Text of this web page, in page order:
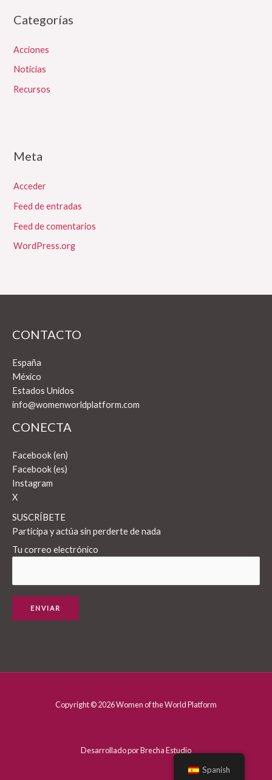
Categorías
Acciones
Noticias
Recursos
Meta
Acceder
Feed de entradas
Feed de comentarios
WordPress.org
CONTACTO
España
México
Estados Unidos
info@womenworldplatform.com
CONECTA
Facebook (en)
Facebook (es)
Instagram
X
SUSCRÍBETE
Participa y actúa sin perderte de nada
Tu correo electrónico
Copyright © 2026 Women of the World Platform
Desarrollado por Brecha Estudio
Spanish